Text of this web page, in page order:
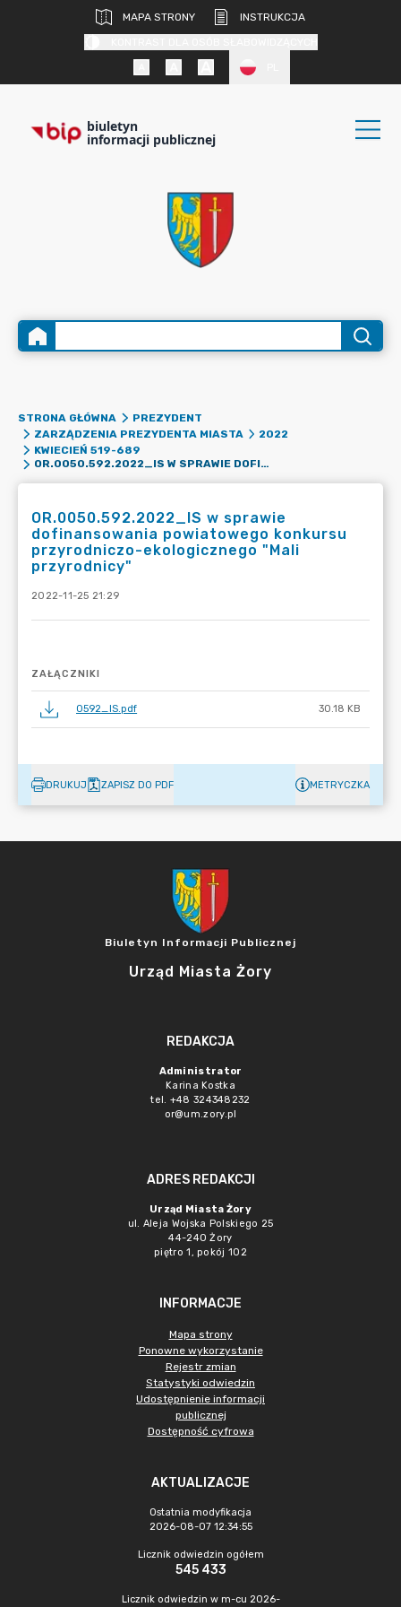
MAPA STRONY
INSTRUKCJA
biuletyn
informacji publicznej
STRONA GŁÓWNA
PREZYDENT
ZARZĄDZENIA PREZYDENTA MIASTA
2022
KWIECIEŃ 519-689
OR.0050.592.2022_IS W SPRAWIE DOFINANSOWANIA POWIATOWEGO KONKURSU PRZYRODNICZO-EKOLOGICZNEGO "MALI PRZYRODNICY"
OR.0050.592.2022_IS w sprawie
dofinansowania powiatowego konkursu
przyrodniczo-ekologicznego "Mali
przyrodnicy"
2022-11-25 21:29
ZAŁĄCZNIKI
0592_IS.pdf 30.18 KB
DRUKUJ ZAPISZ DO PDF METRYCZKA
Biuletyn Informacji Publicznej
Urząd Miasta Żory
REDAKCJA
Administrator
Karina Kostka
tel. +48 324348232
or@um.zory.pl
ADRES REDAKCJI
Urząd Miasta Żory
ul. Aleja Wojska Polskiego 25
44-240 Żory
piętro 1, pokój 102
INFORMACJE
Mapa strony
Ponowne wykorzystanie
Rejestr zmian
Statystyki odwiedzin
Udostępnienie informacji
publicznej
Dostępność cyfrowa
AKTUALIZACJE
Ostatnia modyfikacja
2026-08-07 12:34:55
Licznik odwiedzin ogółem
545 433
Licznik odwiedzin w m-cu 2026-